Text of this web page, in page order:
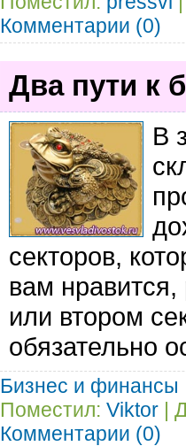
Комментарии (0)
Два пути к
В
секторов,
вам
или втором
обязательно
Бизнес и финансы
Поместил: Viktor |
Комментарии (0)